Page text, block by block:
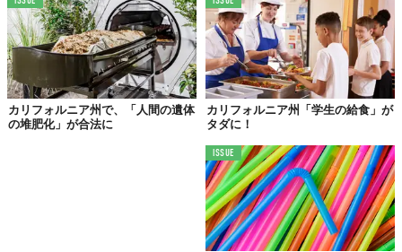
動で減速するという。停止と同時にハザードランプが点滅し、緊
急通報システムが作動するんだとか。
カリフォルニア州で、「人間の遺体
の堆肥化」が合法に
カリフォルニア州「学生の給食」が
タダに！
ISSUE